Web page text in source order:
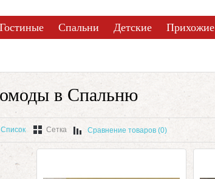
Гостиные Спальни Детские Прихожие
в Спальню
Список Сетка Сравнение товаров (0)